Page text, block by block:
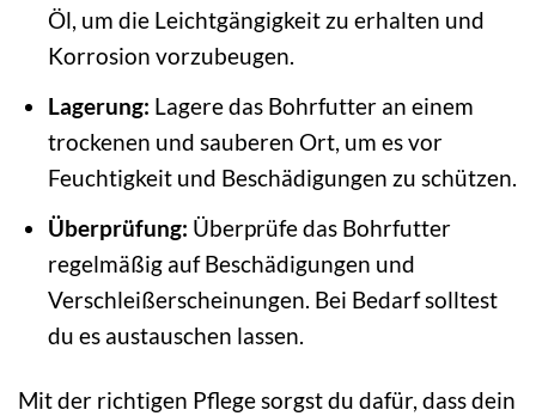
Öl, um die Leichtgängigkeit zu erhalten und
Korrosion vorzubeugen.
Lagerung: Lagere das Bohrfutter an einem
trockenen und sauberen Ort, um es vor
Feuchtigkeit und Beschädigungen zu schützen.
Überprüfung: Überprüfe das Bohrfutter
regelmäßig auf Beschädigungen und
Verschleißerscheinungen. Bei Bedarf solltest
du es austauschen lassen.
Mit der richtigen Pflege sorgst du dafür, dass dein